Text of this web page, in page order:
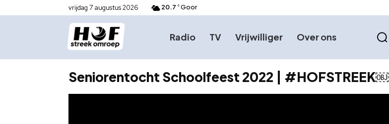
vrijdag 7 augustus 2026 20.7 C Goor
Radio TV Vrijwilliger Over ons
Seniorentocht Schoolfeest 2022 | #HOFSTREEK￼